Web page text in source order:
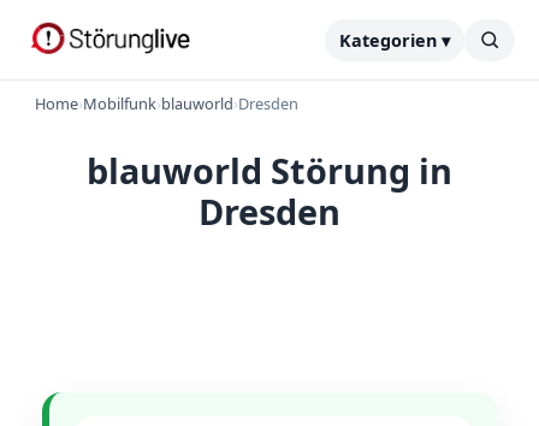
Kategorien ▾
Home›Mobilfunk›blauworld›Dresden
blauworld Störung in
Dresden